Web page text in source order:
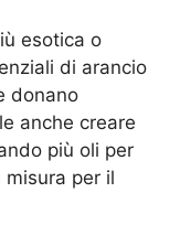
esotica o
di arancio
donano
anche creare
più oli per
per il